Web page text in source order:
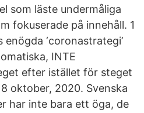
som läste undermåliga
fokuserade på innehåll. 1
enögda ‘coronastrategi’
INTE
efter istället för steget
oktober, 2020. Svenska
har inte bara ett öga, de